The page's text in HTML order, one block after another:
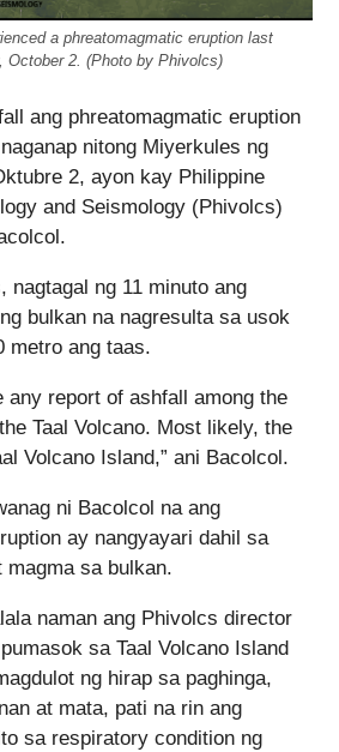
a phreatomagmatic eruption last
October 2. (Photo by Phivolcs)
ang phreatomagmatic eruption
nitong Miyerkules ng
2, ayon kay Philippine
and Seismology (Phivolcs)
nagtagal ng 11 minuto ang
bulkan na nagresulta sa usok
metro ang taas.
any report of ashfall among the
Taal Volcano. Most likely, the
Volcano Island,” ani Bacolcol.
ni Bacolcol na ang
ay nangyayari dahil sa
magma sa bulkan.
naman ang Phivolcs director
sa Taal Volcano Island
ng hirap sa paghinga,
at mata, pati na rin ang
sa respiratory condition ng